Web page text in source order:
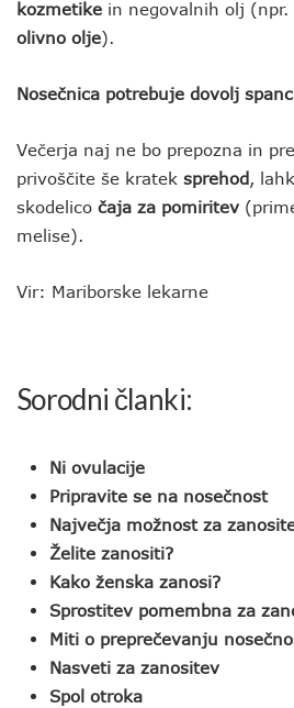
kozmetike in negovalnih olj (npr.
olivno olje).
Nosečnica potrebuje dovolj
Večerja naj ne bo prepozna in
privoščite še kratek sprehod ,
skodelico čaja za pomiritev
melise).
Vir: Mariborske lekarne
Sorodni članki:
Ni ovulacije
Pripravite se na nosečnost
Največja možnost za
Želite zanositi?
Kako ženska zanosi?
Sprostitev pomembna za
Miti o preprečevanju
Nasveti za zanositev
Spol otroka